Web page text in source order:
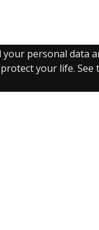
personal data
your life. See